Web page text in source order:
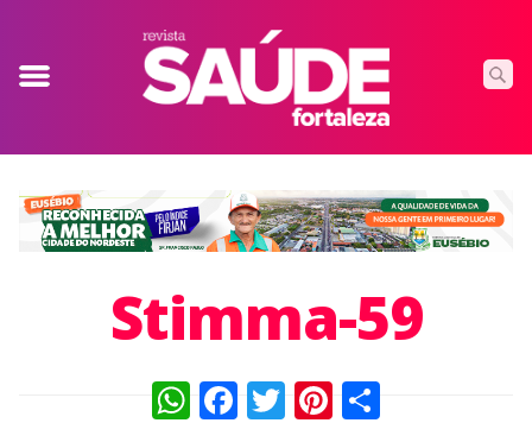
Stimma-59
WhatsApp
Facebook
TwitterPinterest